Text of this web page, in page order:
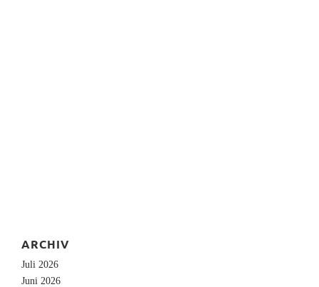
ARCHIV
Juli 2026
Juni 2026